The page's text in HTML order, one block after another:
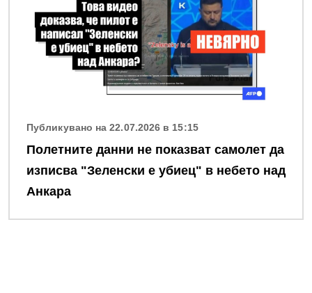
Публикувано на 22.07.2026 в 15:15
Полетните данни не показват самолет да
изписва "Зеленски е убиец" в небето над
Анкара